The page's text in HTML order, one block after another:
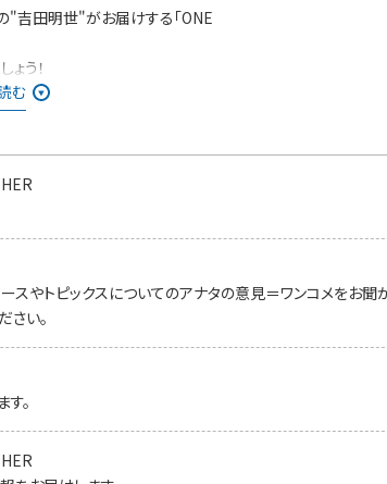
"吉田明世"がお届けする「ONE
う！
ンジャッジ＞
HPから募集中！！
プレゼントしています。
＊
む
スやトピックスについてのアナタの意見＝ワンコメをお聞
さい。
。